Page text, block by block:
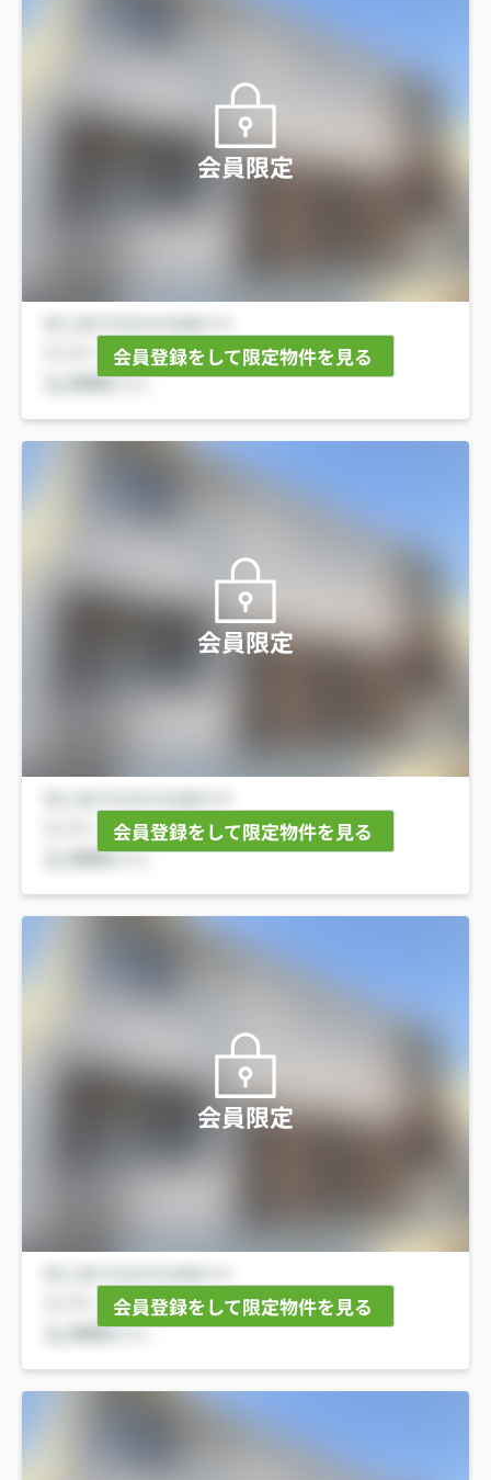
会員限定
会員登録をして限定物件を見る
会員限定
会員登録をして限定物件を見る
会員限定
会員登録をして限定物件を見る